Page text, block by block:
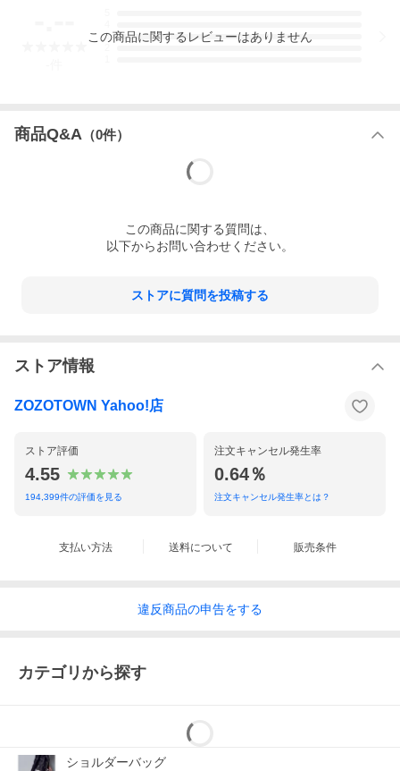
企画ID:1989918，1989917
3
この商品に関するレビューはありません
商品Q&A （0件）
この商品に関する質問は、
以下からお問い合わせください。
ストアに質問を投稿する
ストア情報
ZOZOTOWN Yahoo!店
ストア評価
4.55
194,399件の評価を見る
注文キャンセル発生率
0.64％
注文キャンセル発生率とは？
支払い方法 送料について 販売条件
違反商品の申告をする
カテゴリから探す
ショルダーバッグ